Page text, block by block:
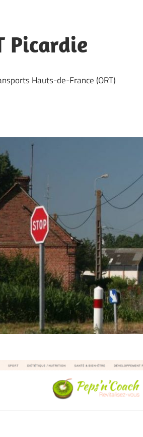
Picardie
Hauts-de-France (ORT)